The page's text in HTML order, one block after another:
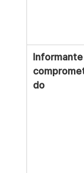
Informante
do